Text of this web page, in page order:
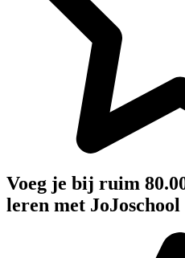
Voeg je bij ruim
leren met JoJoschool